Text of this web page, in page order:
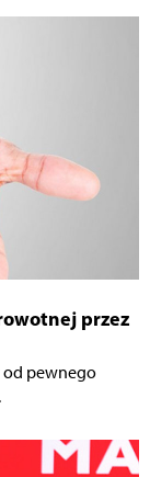
przez
od pewnego